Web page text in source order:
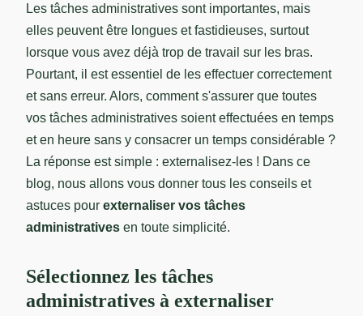
Les tâches administratives sont importantes, mais
elles peuvent être longues et fastidieuses, surtout
lorsque vous avez déjà trop de travail sur les bras.
Pourtant, il est essentiel de les effectuer correctement
et sans erreur. Alors, comment s'assurer que toutes
vos tâches administratives soient effectuées en temps
et en heure sans y consacrer un temps considérable ?
La réponse est simple : externalisez-les ! Dans ce
blog, nous allons vous donner tous les conseils et
astuces pour externaliser vos tâches
administratives en toute simplicité.
Sélectionnez les tâches
administratives à externaliser